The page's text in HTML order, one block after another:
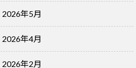
2026年5月
2026年4月
2026年2月